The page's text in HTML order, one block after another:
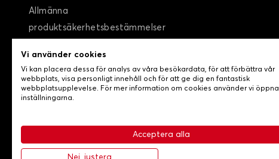
Allmänna
produktsäkerhetsbestämmelser
Kontakta oss
© Copyright 2026 Lovecar
Vi använder cookies
Vi kan placera dessa för analys av våra besökardata, för att förbättra vår
webbplats, visa personligt innehåll och för att ge dig en fantastisk
webbplatsupplevelse. För mer information om cookies använder vi öppna
inställningarna.
Acceptera alla
Nej, justera